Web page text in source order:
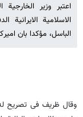
اعتبر وزیر
الاسلامیة الایرانیة
الباسل، مؤکدا بان
وقال ظریف فی تصریح